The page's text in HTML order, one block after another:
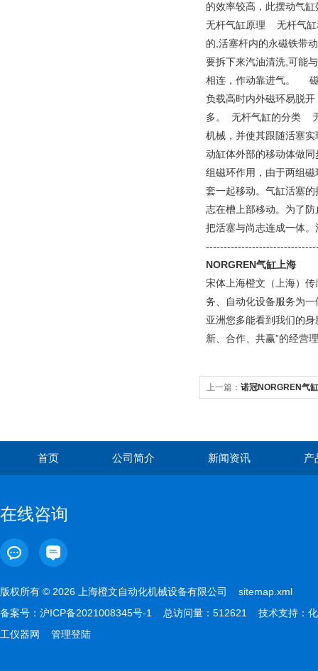
的效率较高，此摆动气
无杆气缸原理 无杆气
的,活塞杆内的永磁铁带
要拆下来汽油清洗,可能
相连，作动靠进气。 磁
负载高时内外磁环易脱
多。 无杆气缸的分类 无
机械，并使其跟随活塞
动缸体外部的移动体做
组磁环作用，由于两组
套一起移动。气缸活塞
志在槽上部移动。为了
把活塞与尚志连成一体
NORGREN气缸上海
宋体上海橙文（上海）
务、自动化设备服务为
亚洲您多能看到我们的
新、合作、共赢”的经营
上一篇： 诺冠NORGREN气
首页 公司简介 新闻资讯 产
在线咨询
版权所有 © 2026 上海橙文自动化机械设备有限公司 sitemap.xml
备案号： 沪ICP备2021008345号-1 总访问量：512621 技术支持： 化
工仪器网
管理登陆